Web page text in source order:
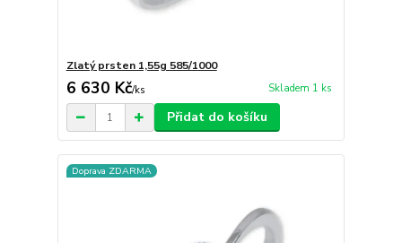
Zlatý prsten 1,55g 585/1000
6 630 Kč/ks Skladem 1 ks
Přidat do košíku
Doprava ZDARMA